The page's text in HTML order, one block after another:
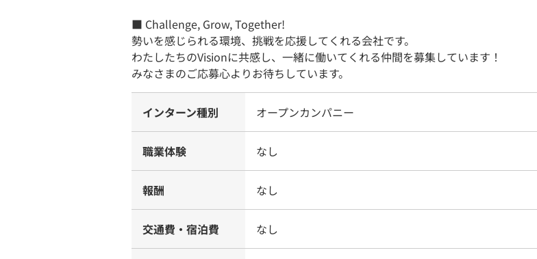
■ Challenge, Grow, Together!
勢いを感じられる環境、挑戦を応援してくれる会社です。
わたしたちのVisionに共感し、一緒に働いてくれる仲間を募集しています！
みなさまのご応募心よりお待ちしています。
インターン種別 オープンカンパニー
職業体験 なし
報酬 なし
交通費・宿泊費 なし